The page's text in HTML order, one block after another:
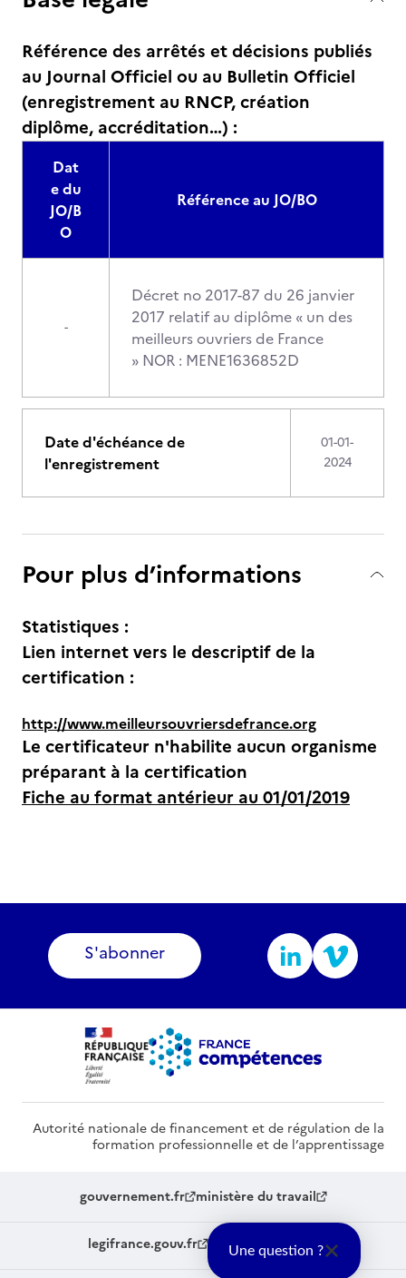
Référence des arrêtés et décisions publiés
au Journal Officiel ou au Bulletin Officiel
(enregistrement au RNCP, création
diplôme, accréditation…) :
Dat
e du
JO/B
O
Référence au JO/BO
-
Décret no 2017-87 du 26 janvier
2017 relatif au diplôme « un des
meilleurs ouvriers de France
» NOR : MENE1636852D
Date d'échéance de
l'enregistrement
01-01-
2024
Pour plus d’informations
Statistiques :
Lien internet vers le descriptif de la
certification :
http://www.meilleursouvriersdefrance.org
Le certificateur n'habilite aucun organisme
préparant à la certification
Fiche au format antérieur au 01/01/2019
S'abonner
Autorité nationale de financement et de régulation de la
formation professionnelle et de l’apprentissage
gouvernement.fr ministère du travail
legifrance.gouv.fr service-public.fr
Une question ?